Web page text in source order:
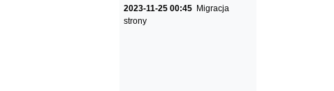
2023-11-25 00:45 Migracja
strony